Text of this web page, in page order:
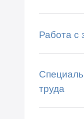
Работа с
труда